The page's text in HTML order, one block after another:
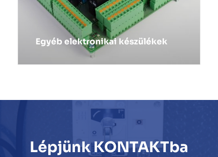
Egyéb elektronikai készülékek
Lépjünk KONTAKTba